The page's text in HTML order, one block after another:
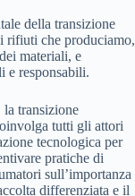
della transizione
rifiuti che produciamo,
materiali, e
e responsabili.
transizione
tutti gli attori
tecnologica per
pratiche di
sull’importanza
differenziata e il